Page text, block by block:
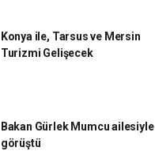
Konya ile, Tarsus ve Mersin
Turizmi Gelişecek
Bakan Gürlek Mumcu ailesiyle
görüştü